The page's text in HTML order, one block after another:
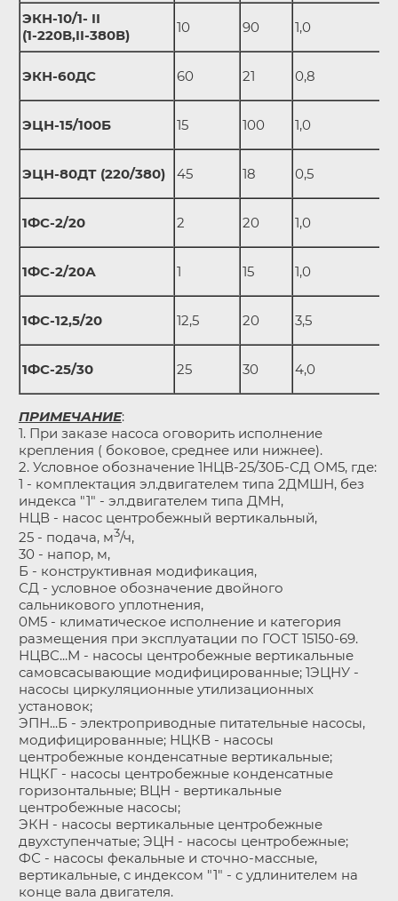
ЭКН-10/1- II
(1-220В,II-380В)
10 90 1,0
ЭКН-60ДС 60 21 0,8
ЭЦН-15/100Б 15 100 1,0
ЭЦН-80ДТ (220/380) 45 18 0,5
1ФС-2/20 2 20 1,0
1ФС-2/20А 1 15 1,0
1ФС-12,5/20 12,5 20 3,5
1ФС-25/30 25 30 4,0
ПРИМЕЧАНИЕ:
1. При заказе насоса оговорить исполнение
крепления ( боковое, среднее или нижнее).
2. Условное обозначение 1НЦВ-25/30Б-СД ОМ5, где:
1 - комплектация эл.двигателем типа 2ДМШН, без
индекса "1" - эл.двигателем типа ДМН,
НЦВ - насос центробежный вертикальный,
25 - подача, м3/ч,
30 - напор, м,
Б - конструктивная модификация,
СД - условное обозначение двойного
сальникового уплотнения,
0М5 - климатическое исполнение и категория
размещения при эксплуатации по ГОСТ 15150-69.
НЦВС...М - насосы центробежные вертикальные
самовсасывающие модифицированные; 1ЭЦНУ -
насосы циркуляционные утилизационных
установок;
ЭПН...Б - электроприводные питательные насосы,
модифицированные; НЦКВ - насосы
центробежные конденсатные вертикальные;
НЦКГ - насосы центробежные конденсатные
горизонтальные; ВЦН - вертикальные
центробежные насосы;
ЭКН - насосы вертикальные центробежные
двухступенчатые; ЭЦН - насосы центробежные;
ФС - насосы фекальные и сточно-массные,
вертикальные, с индексом "1" - с удлинителем на
конце вала двигателя.